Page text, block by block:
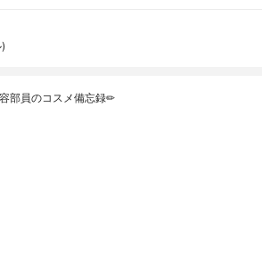
部員のコスメ備忘録✏︎